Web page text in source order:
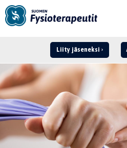
Liity jäseneksi
Kirjaudu ›